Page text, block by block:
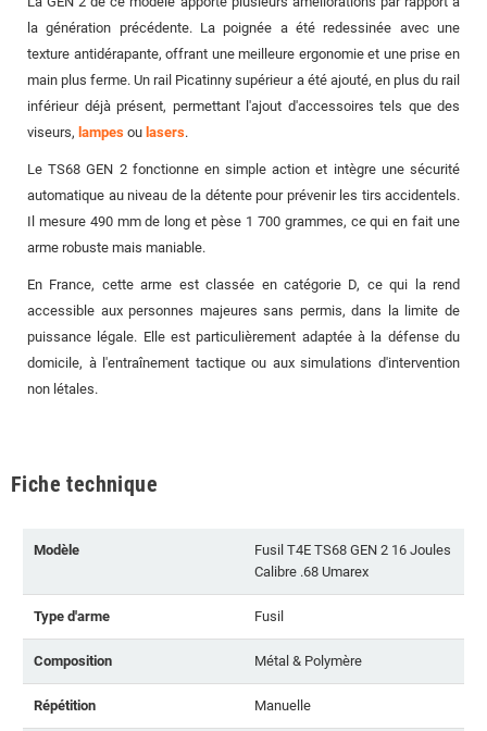
la génération précédente. La poignée a été redessinée avec une
texture antidérapante, offrant une meilleure ergonomie et une prise en
main plus ferme. Un rail Picatinny supérieur a été ajouté, en plus du rail
inférieur déjà présent, permettant l'ajout d'accessoires tels que des
viseurs, lampes ou lasers.
Le TS68 GEN 2 fonctionne en simple action et intègre une sécurité
automatique au niveau de la détente pour prévenir les tirs accidentels.
Il mesure 490 mm de long et pèse 1 700 grammes, ce qui en fait une
arme robuste mais maniable.
En France, cette arme est classée en catégorie D, ce qui la rend
accessible aux personnes majeures sans permis, dans la limite de
puissance légale. Elle est particulièrement adaptée à la défense du
domicile, à l'entraînement tactique ou aux simulations d'intervention
non létales.
Fiche technique
Modèle
Fusil T4E TS68 GEN 2 16 Joules
Calibre .68 Umarex
Type d'arme Fusil
Composition Métal & Polymère
Répétition Manuelle